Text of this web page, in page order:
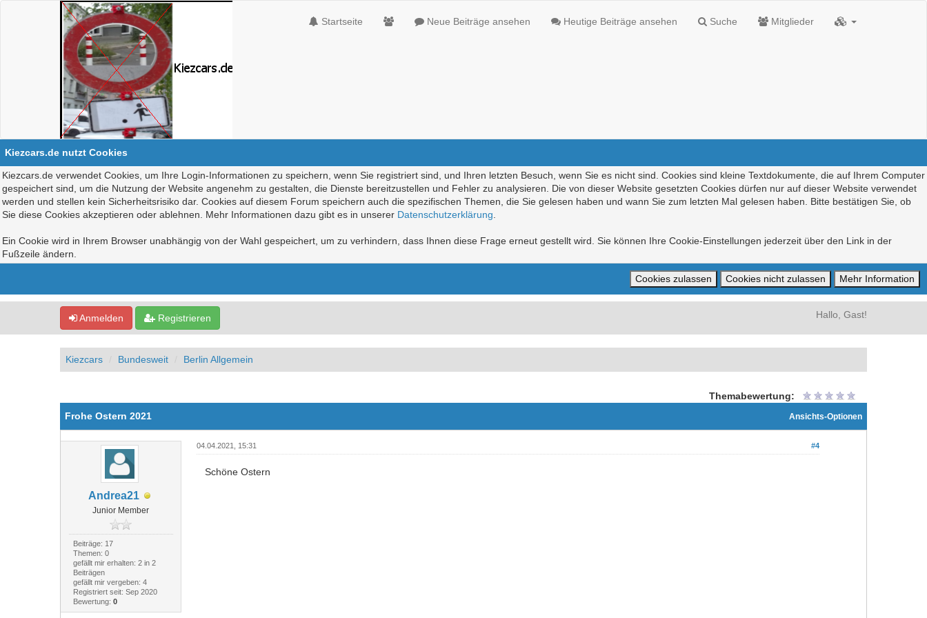
Startseite Neue Beiträge ansehen Heutige Beiträge ansehen Suche Mitglieder
Kiezcars.de nutzt Cookies
Kiezcars.de verwendet Cookies, um Ihre Login-Informationen zu speichern, wenn Sie registriert sind, und Ihren letzten Besuch, wenn Sie es nicht sind. Cookies sind kleine Textdokumente, die auf Ihrem Computer
gespeichert sind, um die Nutzung der Website angenehm zu gestalten, die Dienste bereitzustellen und Fehler zu analysieren. Die von dieser Website gesetzten Cookies dürfen nur auf dieser Website verwendet
werden und stellen kein Sicherheitsrisiko dar. Cookies auf diesem Forum speichern auch die spezifischen Themen, die Sie gelesen haben und wann Sie zum letzten Mal gelesen haben. Bitte bestätigen Sie, ob
Sie diese Cookies akzeptieren oder ablehnen. Mehr Informationen dazu gibt es in unserer Datenschutzerklärung
Ein Cookie wird in Ihrem Browser unabhängig von der Wahl gespeichert, um zu verhindern, dass Ihnen diese Frage erneut gestellt wird. Sie können Ihre Cookie-Einstellungen jederzeit über den Link in der
Fußzeile ändern.
Anmelden Registrieren Hallo, Gast!
Kiezcars Bundesweit Berlin Allgemein
Themabewertung:
Ansichts-Optionen
Frohe Ostern 2021
Andrea21
Junior Member
Beiträge: 17
Themen: 0
gefällt mir erhalten: 2 in 2
Beiträgen
gefällt mir vergeben: 4
Registriert seit: Sep 2020
Bewertung: 0
#4
04.04.2021, 15:31
Schöne Ostern